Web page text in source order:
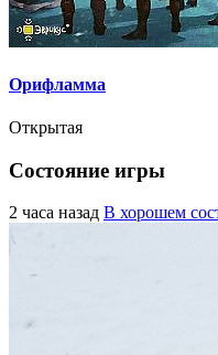
Орифламма
Открытая
Состояние игры
2 часа назад В хорошем